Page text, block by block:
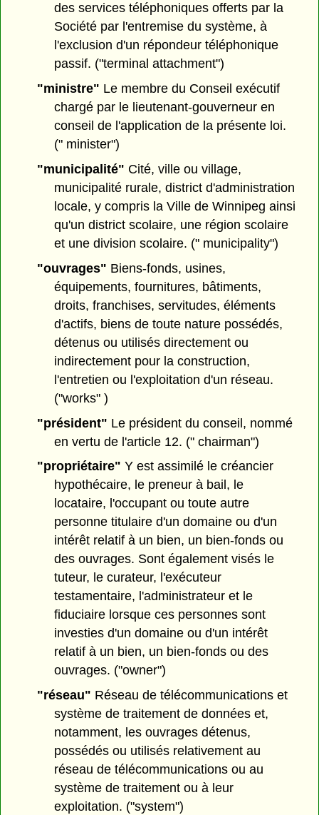
des services téléphoniques offerts par la
Société par l'entremise du système, à
l'exclusion d'un répondeur téléphonique
passif. ("terminal attachment")
"ministre" Le membre du Conseil exécutif
chargé par le lieutenant-gouverneur en
conseil de l'application de la présente loi.
(" minister")
"municipalité" Cité, ville ou village,
municipalité rurale, district d'administration
locale, y compris la Ville de Winnipeg ainsi
qu'un district scolaire, une région scolaire
et une division scolaire. (" municipality")
"ouvrages" Biens-fonds, usines,
équipements, fournitures, bâtiments,
droits, franchises, servitudes, éléments
d'actifs, biens de toute nature possédés,
détenus ou utilisés directement ou
indirectement pour la construction,
l'entretien ou l'exploitation d'un réseau.
("works" )
"président" Le président du conseil, nommé
en vertu de l'article 12. (" chairman")
"propriétaire" Y est assimilé le créancier
hypothécaire, le preneur à bail, le
locataire, l'occupant ou toute autre
personne titulaire d'un domaine ou d'un
intérêt relatif à un bien, un bien-fonds ou
des ouvrages. Sont également visés le
tuteur, le curateur, l'exécuteur
testamentaire, l'administrateur et le
fiduciaire lorsque ces personnes sont
investies d'un domaine ou d'un intérêt
relatif à un bien, un bien-fonds ou des
ouvrages. ("owner")
"réseau" Réseau de télécommunications et
système de traitement de données et,
notamment, les ouvrages détenus,
possédés ou utilisés relativement au
réseau de télécommunications ou au
système de traitement ou à leur
exploitation. ("system")